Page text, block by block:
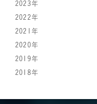
2023年
2022年
2021年
2020年
2019年
2018年